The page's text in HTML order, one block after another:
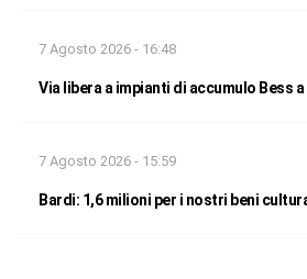
7 Agosto 2026 - 16:48
Via libera a impianti di accumulo Bess
7 Agosto 2026 - 15:59
Bardi: 1,6 milioni per i nostri beni